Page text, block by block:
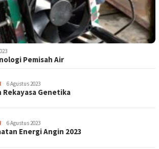
Pemisah Air
6 Agustus 2023
Rekayasa Genetika
6 Agustus 2023
Energi Angin 2023